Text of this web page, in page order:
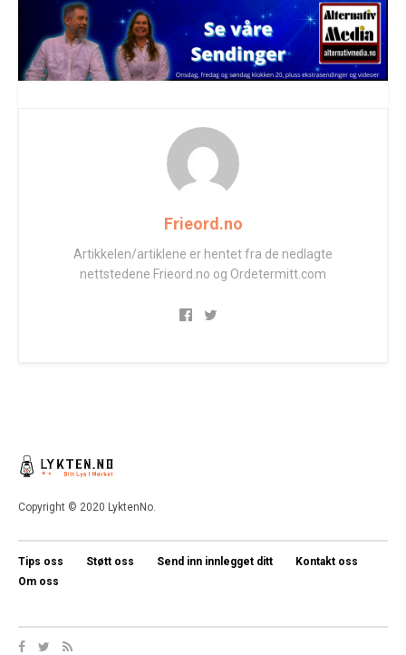
Frieord.no
Artikkelen/artiklene er hentet fra de nedlagte
nettstedene Frieord.no og Ordetermitt.com
Copyright © 2020 LyktenNo.
Tips oss Støtt oss Send inn innlegget ditt
Kontakt oss
Om oss